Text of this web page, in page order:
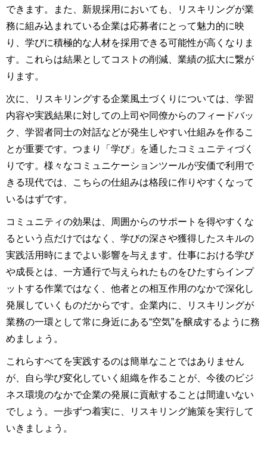
できます。また、新規採用においても、リスキリングが業
務に組み込まれている企業は応募者にとって魅力的に映
り、学びに積極的な人材を採用できる可能性が高くなりま
す。これらは結果としてコストの削減、業績の拡大に繋が
ります。
次に、リスキリングする企業風土づくりについては、学習
内容や実践結果に対しての上司や同僚からのフィードバッ
ク、学習者同士の対話などが発生しやすい仕組みを作るこ
とが重要です。つまり「学び」を通したコミュニティづく
りです。様々なコミュニケーションツールが安価で利用で
きる現代では、こちらの仕組みは格段に作りやすくなって
いるはずです。
コミュニティの効果は、周囲からのサポートを得やすくな
るという点だけではなく、学びの深さや獲得したスキルの
実践活用時にまでよい影響を与えます。仕事における学び
や成長とは、一方通行で与えられたものをひたすらインプ
ットする作業ではなく、他者との相互作用のなかで深化し
発展していくものだからです。企業内に、リスキリングが
業務の一環として常に身近にある“空気”を醸成するように務
めましょう。
これらすべてを実践するのは簡単なことではありません
が、自ら学び変化していく組織を作ることが、今後のビジ
ネス環境のなかで企業の発展に貢献することは間違いない
でしょう。一歩ずつ着実に、リスキリング施策を実行して
いきましょう。